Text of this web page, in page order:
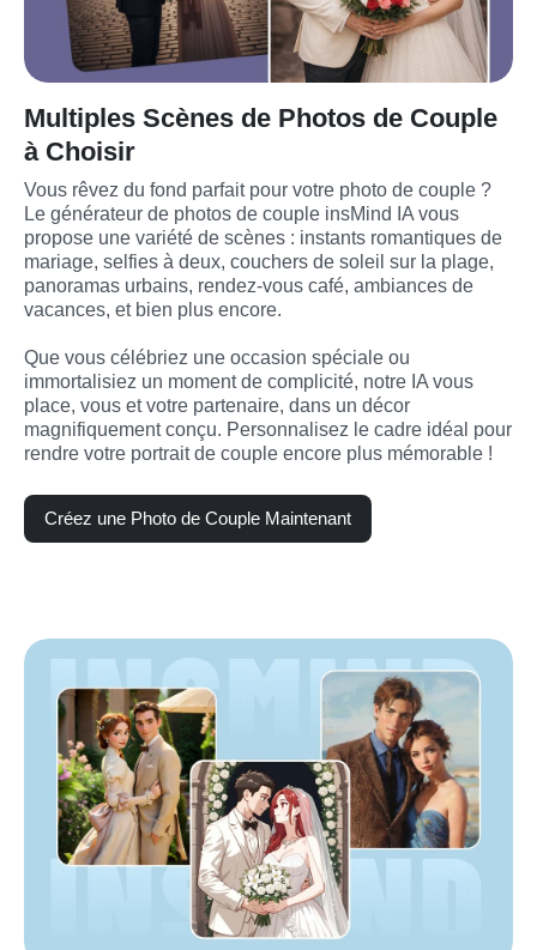
Multiples Scènes de Photos de Couple
à Choisir
Vous rêvez du fond parfait pour votre photo de couple ?
Le générateur de photos de couple insMind IA vous
propose une variété de scènes : instants romantiques de
mariage, selfies à deux, couchers de soleil sur la plage,
panoramas urbains, rendez-vous café, ambiances de
vacances, et bien plus encore.
Que vous célébriez une occasion spéciale ou
immortalisiez un moment de complicité, notre IA vous
place, vous et votre partenaire, dans un décor
magnifiquement conçu. Personnalisez le cadre idéal pour
rendre votre portrait de couple encore plus mémorable !
Créez une Photo de Couple Maintenant